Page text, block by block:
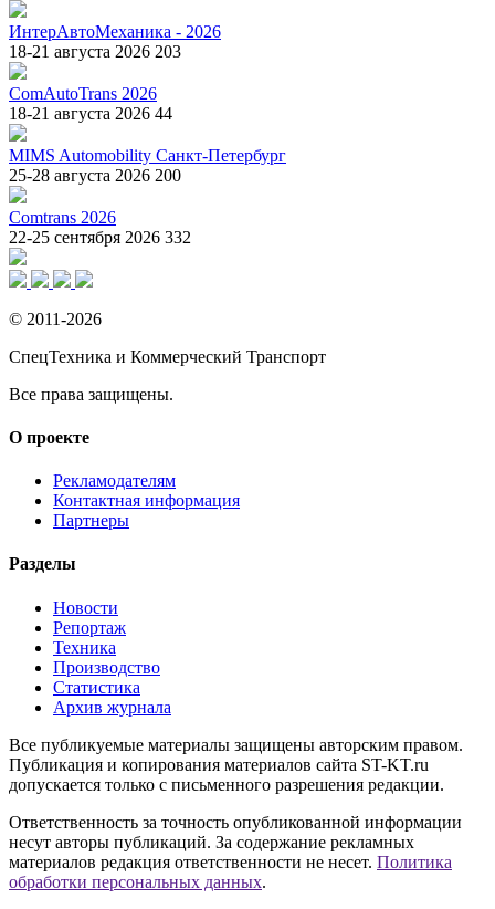
ИнтерАвтоМеханика - 2026
18-21 августа 2026 203
ComAutoTrans 2026
18-21 августа 2026 44
MIMS Automobility Санкт-Петербург
25-28 августа 2026 200
Comtrans 2026
22-25 сентября 2026 332
© 2011-2026
СпецТехника и Коммерческий Транспорт
Все права защищены.
О проекте
Рекламодателям
Контактная информация
Партнеры
Разделы
Новости
Репортаж
Техника
Производство
Статистика
Архив журнала
Все публикуемые материалы защищены авторским правом.
Публикация и копирования материалов сайта ST-KT.ru
допускается только с письменного разрешения редакции.
Ответственность за точность опубликованной информации
несут авторы публикаций. За содержание рекламных
материалов редакция ответственности не несет. Политика
обработки персональных данных.